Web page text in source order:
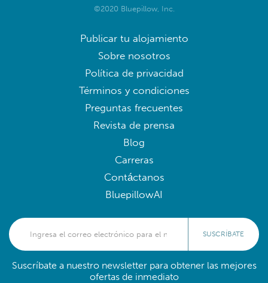
©2020 Bluepillow, Inc.
Publicar tu alojamiento
Sobre nosotros
Política de privacidad
Términos y condiciones
Preguntas frecuentes
Revista de prensa
Blog
Carreras
Contáctanos
BluepillowAI
SUSCRÍBATE
Suscríbate a nuestro newsletter para obtener las mejores
ofertas de inmediato